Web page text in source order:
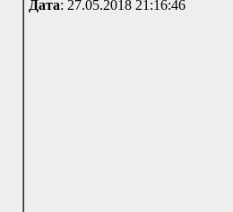
Дата: 27.05.2018 21:16:46